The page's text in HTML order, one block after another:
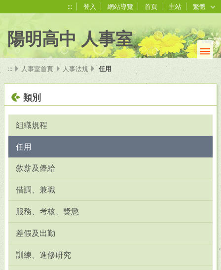
::: 登入 網站導覽 首頁 主站 繁體
陽明高中 人事室
::: 人事室首頁 人事法規 任用
類別
組織規程
任用
敘薪及俸給
借調、兼職
服務、考核、獎懲
差假及出勤
訓練、進修研究